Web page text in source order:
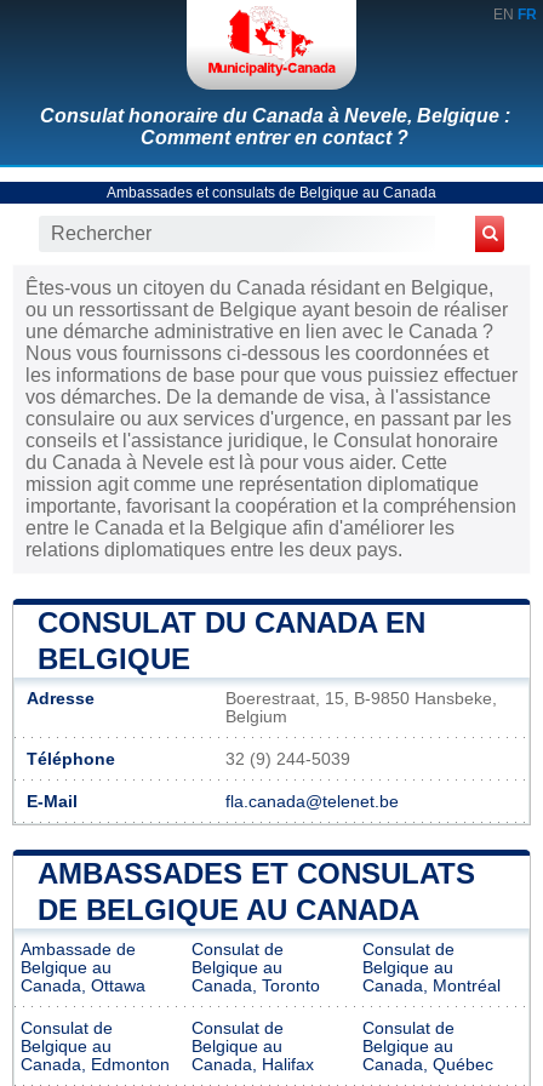
EN FR
Consulat honoraire du Canada à Nevele, Belgique :
Comment entrer en contact ?
Ambassades et consulats de Belgique au Canada
Êtes-vous un citoyen du Canada résidant en Belgique,
ou un ressortissant de Belgique ayant besoin de réaliser
une démarche administrative en lien avec le Canada ?
Nous vous fournissons ci-dessous les coordonnées et
les informations de base pour que vous puissiez effectuer
vos démarches. De la demande de visa, à l'assistance
consulaire ou aux services d'urgence, en passant par les
conseils et l'assistance juridique, le Consulat honoraire
du Canada à Nevele est là pour vous aider. Cette
mission agit comme une représentation diplomatique
importante, favorisant la coopération et la compréhension
entre le Canada et la Belgique afin d'améliorer les
relations diplomatiques entre les deux pays.
CONSULAT DU CANADA EN
BELGIQUE
Adresse
Boerestraat, 15, B-9850 Hansbeke,
Belgium
Téléphone 32 (9) 244-5039
E-Mail fla.canada@telenet.be
AMBASSADES ET CONSULATS
DE BELGIQUE AU CANADA
Ambassade de
Belgique au
Canada, Ottawa
Consulat de
Belgique au
Canada, Toronto
Consulat de
Belgique au
Canada, Montréal
Consulat de
Belgique au
Canada, Edmonton
Consulat de
Belgique au
Canada, Halifax
Consulat de
Belgique au
Canada, Québec